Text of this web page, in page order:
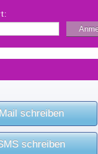
schreiben
schreiben